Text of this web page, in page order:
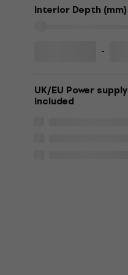
Interior Depth (mm)
-
UK/EU Power supply
included